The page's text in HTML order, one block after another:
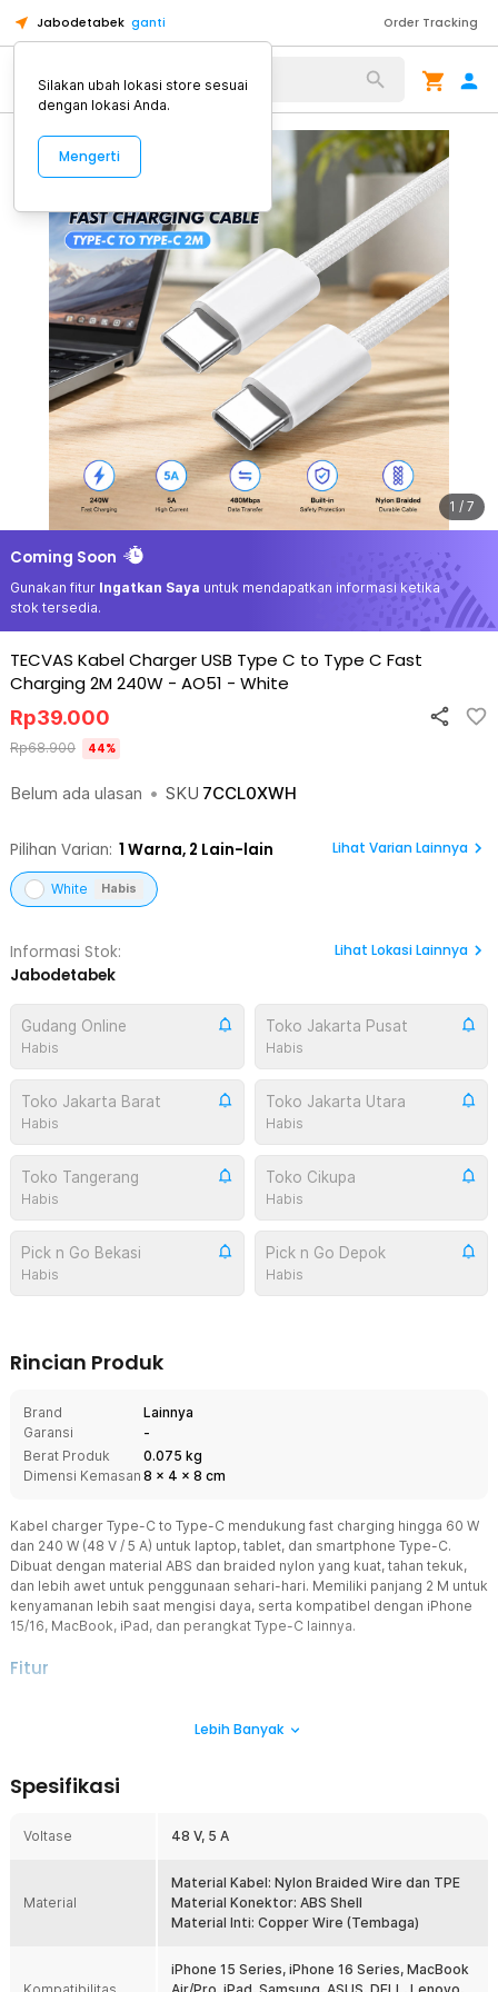
Jabodetabek ganti Order Tracking
Alat Kopi
1 / 7
Coming Soon
Gunakan fitur Ingatkan Saya untuk mendapatkan informasi ketika
stok tersedia.
TECVAS Kabel Charger USB Type C to Type C Fast
Charging 2M 240W - AO51 - White
Belum ada ulasan • SKU 7CCL0XWH
Rp39.000
Rp68.900 44%
Pilihan Varian: 1 Warna, 2 Lain-lain Lihat Varian Lainnya
White Habis
Informasi Stok:
Jabodetabek
Lihat Lokasi Lainnya
Gudang Online
Habis
Toko Jakarta Pusat
Habis
Toko Jakarta Barat
Habis
Toko Jakarta Utara
Habis
Toko Tangerang
Habis
Toko Cikupa
Habis
Pick n Go Bekasi
Habis
Pick n Go Depok
Habis
Rincian Produk
Brand
Lainnya
Garansi
-
Berat Produk
0.075 kg
Dimensi Kemasan 8 x 4 x 8 cm
Kabel charger Type-C to Type-C mendukung fast charging hingga 60 W
dan 240 W (48 V / 5 A) untuk laptop, tablet, dan smartphone Type-C.
Dibuat dengan material ABS dan braided nylon yang kuat, tahan tekuk,
dan lebih awet untuk penggunaan sehari-hari. Memiliki panjang 2 M untuk
kenyamanan lebih saat mengisi daya, serta kompatibel dengan iPhone
15/16, MacBook, iPad, dan perangkat Type-C lainnya.
Fitur
Kabel charger Type-C to Type-C ini mendukung teknologi
untuk memenuhi kebutuhan berbagai perangkat Type-C, mulai dari
Dukungan daya yang optimal membantu mempercepat proses
pengisian sekaligus menjaga performa pengisian tetap stabil.
membutuhkan pengisian daya lebih efisien.
Konektor Type-C to Type-C Universal
dengan berbagai perangkat modern. Kabel data Type-C to Type-C
ini dapat digunakan untuk MacBook Air, MacBook Pro, iPad Air, iPad
Lebih Banyak
Spesifikasi
Voltase 48 V, 5 A
Material
Material Kabel: Nylon Braided Wire dan TPE
Material Konektor: ABS Shell
Material Inti: Copper Wire (Tembaga)
Kompatibilitas
iPhone 15 Series, iPhone 16 Series, MacBook
Air/Pro, iPad, Samsung, ASUS, DELL, Lenovo,
Silakan ubah lokasi store sesuai
dengan lokasi Anda.
Mengerti